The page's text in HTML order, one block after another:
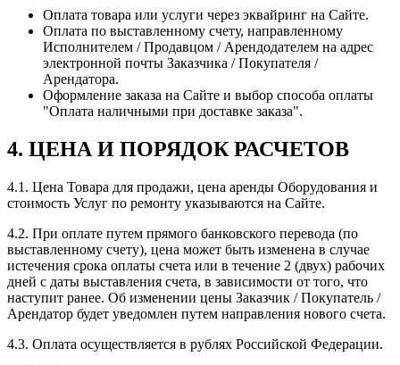
Оплата товара или услуги через эквайринг на Сайте.
Оплата по выставленному счету, направленному
Исполнителем / Продавцом / Арендодателем на адрес
электронной почты Заказчика / Покупателя /
Арендатора.
Оформление заказа на Сайте и выбор способа оплаты
"Оплата наличными при доставке заказа".
4. ЦЕНА И ПОРЯДОК РАСЧЕТОВ
4.1. Цена Товара для продажи, цена аренды Оборудования и
стоимость Услуг по ремонту указываются на Сайте.
4.2. При оплате путем прямого банковского перевода (по
выставленному счету), цена может быть изменена в случае
истечения срока оплаты счета или в течение 2 (двух) рабочих
дней с даты выставления счета, в зависимости от того, что
наступит ранее. Об изменении цены Заказчик / Покупатель /
Арендатор будет уведомлен путем направления нового счета.
4.3. Оплата осуществляется в рублях Российской Федерации.